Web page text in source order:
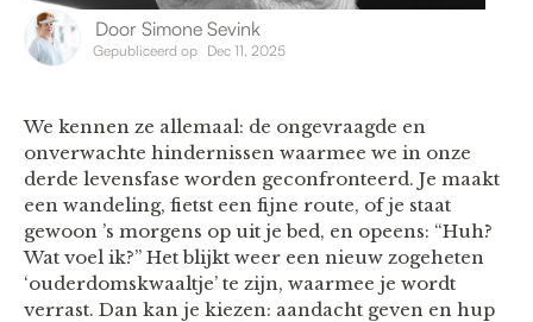
Door Simone Sevink
Gepubliceerd op Dec 11, 2025
We kennen ze allemaal: de ongevraagde en
onverwachte hindernissen waarmee we in onze
derde levensfase worden geconfronteerd. Je maakt
een wandeling, fietst een fijne route, of je staat
gewoon ’s morgens op uit je bed, en opeens: “Huh?
Wat voel ik?” Het blijkt weer een nieuw zogeheten
‘ouderdomskwaaltje’ te zijn, waarmee je wordt
verrast. Dan kan je kiezen: aandacht geven en hup